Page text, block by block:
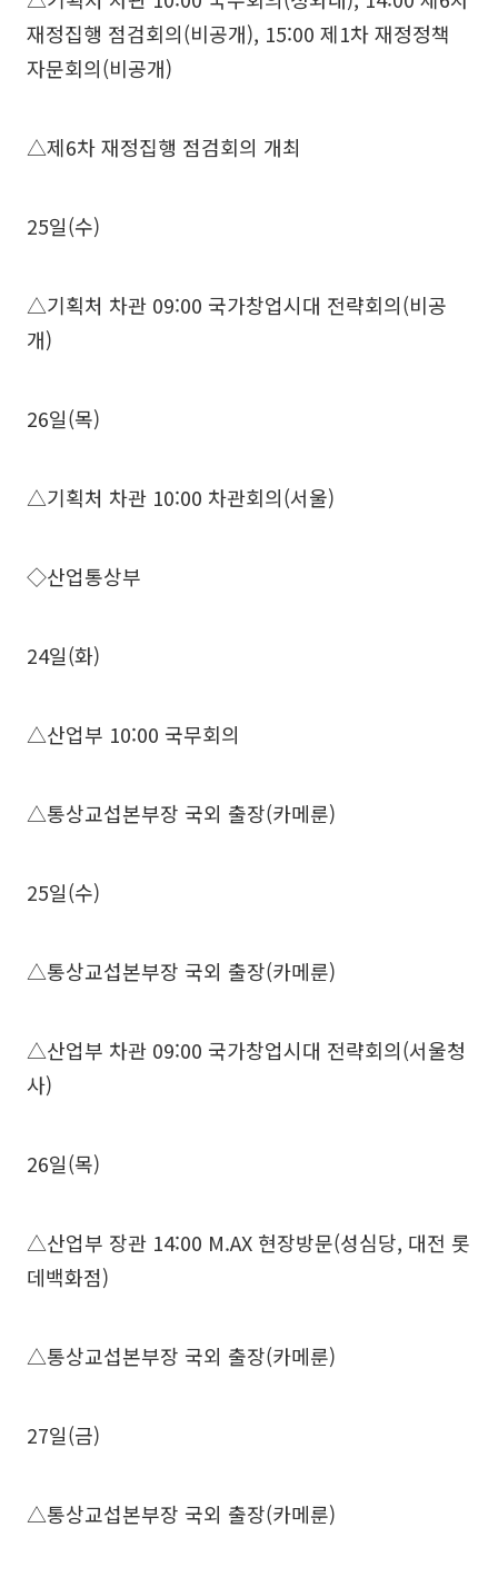
재정집행 점검회의(비공개), 15:00 제1차 재정정책
자문회의(비공개)
△제6차 재정집행 점검회의 개최
25일(수)
△기획처 차관 09:00 국가창업시대 전략회의(비공
개)
26일(목)
△기획처 차관 10:00 차관회의(서울)
◇산업통상부
24일(화)
△산업부 10:00 국무회의
△통상교섭본부장 국외 출장(카메룬)
25일(수)
△통상교섭본부장 국외 출장(카메룬)
△산업부 차관 09:00 국가창업시대 전략회의(서울청
사)
26일(목)
△산업부 장관 14:00 M.AX 현장방문(성심당, 대전 롯
데백화점)
△통상교섭본부장 국외 출장(카메룬)
27일(금)
△통상교섭본부장 국외 출장(카메룬)